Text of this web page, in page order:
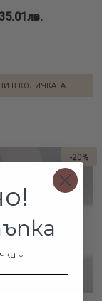
В КОЛИЧКАТА
-20%
↓